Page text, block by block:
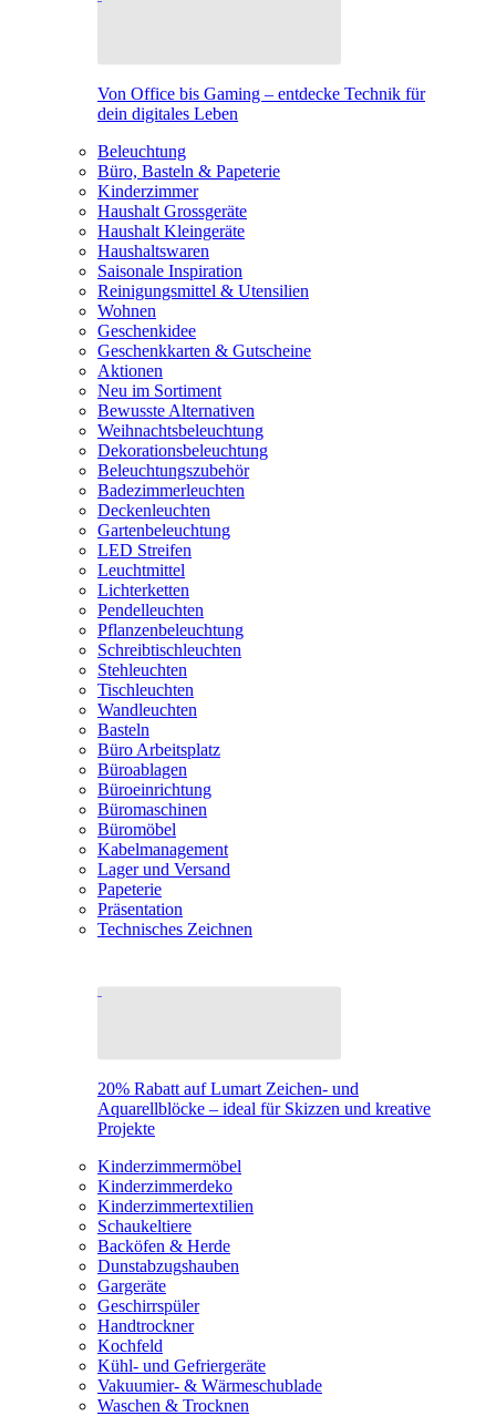
Von Office bis Gaming – entdecke Technik für
dein digitales Leben
Beleuchtung
Büro, Basteln & Papeterie
Kinderzimmer
Haushalt Grossgeräte
Haushalt Kleingeräte
Haushaltswaren
Saisonale Inspiration
Reinigungsmittel & Utensilien
Wohnen
Geschenkidee
Geschenkkarten & Gutscheine
Aktionen
Neu im Sortiment
Bewusste Alternativen
Weihnachtsbeleuchtung
Dekorationsbeleuchtung
Beleuchtungszubehör
Badezimmerleuchten
Deckenleuchten
Gartenbeleuchtung
LED Streifen
Leuchtmittel
Lichterketten
Pendelleuchten
Pflanzenbeleuchtung
Schreibtischleuchten
Stehleuchten
Tischleuchten
Wandleuchten
Basteln
Büro Arbeitsplatz
Büroablagen
Büroeinrichtung
Büromaschinen
Büromöbel
Kabelmanagement
Lager und Versand
Papeterie
Präsentation
Technisches Zeichnen
20% Rabatt auf Lumart Zeichen- und
Aquarellblöcke – ideal für Skizzen und kreative
Projekte
Kinderzimmermöbel
Kinderzimmerdeko
Kinderzimmertextilien
Schaukeltiere
Backöfen & Herde
Dunstabzugshauben
Gargeräte
Geschirrspüler
Handtrockner
Kochfeld
Kühl- und Gefriergeräte
Vakuumier- & Wärmeschublade
Waschen & Trocknen